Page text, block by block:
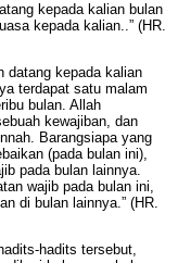
kepada kalian bulan
kepada kalian..” (HR.
datang kepada kalian
terdapat satu malam
bulan. Allah
kewajiban, dan
Barangsiapa yang
(pada bulan ini),
pada bulan lainnya.
wajib pada bulan ini,
di bulan lainnya.” (HR.
hadits tersebut,